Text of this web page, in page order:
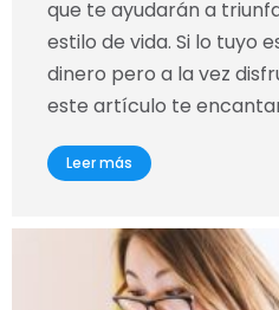
que te ayudarán a
estilo de vida. Si lo tuyo
dinero pero a la vez
este artículo te
Leer más